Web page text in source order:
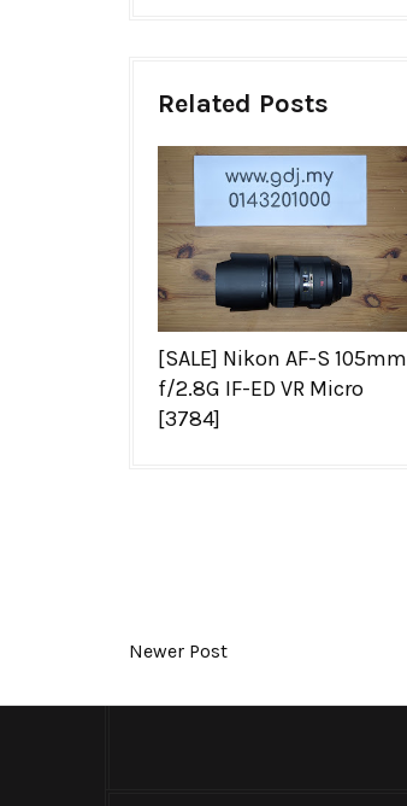
Related Posts
[SALE] Nikon AF-S 105mm
f/2.8G IF-ED VR Micro
[3784]
Newer Post